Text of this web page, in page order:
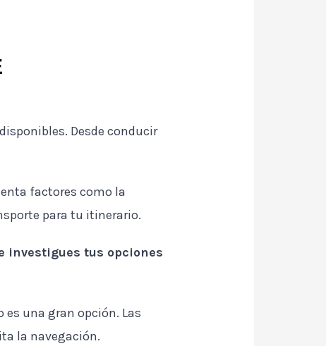
Desde conducir
factores como la
para tu itinerario.
investigues tus opciones
una gran opción. Las
la navegación.